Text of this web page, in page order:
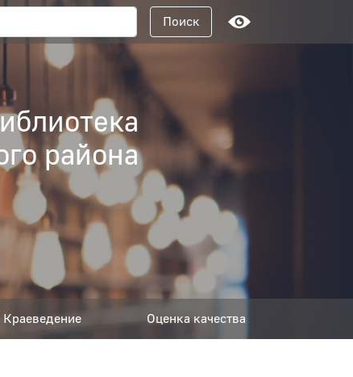
Поисковый запрос
Поиск
района
Краеведение Оценка качества